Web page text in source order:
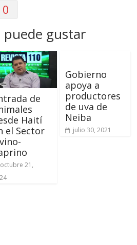
0
gustar
de
Haití
el Sector
octubre 21,
Gobierno
apoya a
productores
de uva de
Neiba
julio 30, 2021